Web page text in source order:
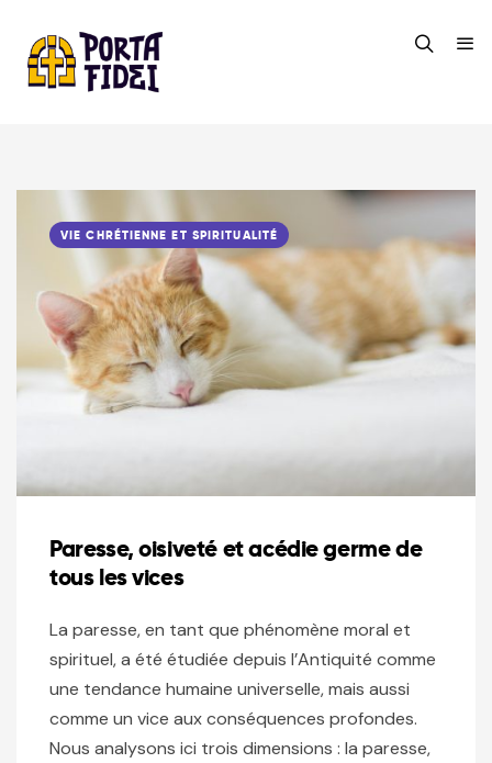
VIE CHRÉTIENNE ET SPIRITUALITÉ
Paresse, oisiveté et acédie germe de
tous les vices
La paresse, en tant que phénomène moral et
spirituel, a été étudiée depuis l’Antiquité comme
une tendance humaine universelle, mais aussi
comme un vice aux conséquences profondes.
Nous analysons ici trois dimensions : la paresse,